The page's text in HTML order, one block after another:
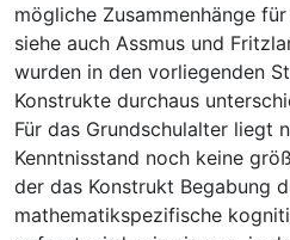
mögliche Zusammenhänge
siehe auch Assmus und
wurden in den vorliegenden
Konstrukte durchaus
Für das Grundschulalter liegt
Kenntnisstand noch keine
der das Konstrukt Begabung
mathematikspezifische